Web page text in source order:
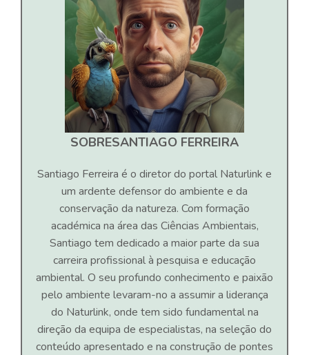
SOBRESANTIAGO FERREIRA
Santiago Ferreira é o diretor do portal Naturlink e
um ardente defensor do ambiente e da
conservação da natureza. Com formação
académica na área das Ciências Ambientais,
Santiago tem dedicado a maior parte da sua
carreira profissional à pesquisa e educação
ambiental. O seu profundo conhecimento e paixão
pelo ambiente levaram-no a assumir a liderança
do Naturlink, onde tem sido fundamental na
direção da equipa de especialistas, na seleção do
conteúdo apresentado e na construção de pontes